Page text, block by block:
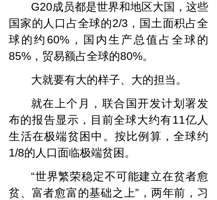
G20成员都是世界和地区大国，这些
国家的人口占全球的2/3，国土面积占全
球的约60%，国内生产总值占全球的
85%，贸易额占全球的80%。
大就要有大的样子、大的担当。
就在上个月，联合国开发计划署发
布的报告显示，目前全球大约有11亿人
生活在极端贫困中。按比例算，全球约
1/8的人口面临极端贫困。
“世界繁荣稳定不可能建立在贫者愈
贫、富者愈富的基础之上”，两年前，习